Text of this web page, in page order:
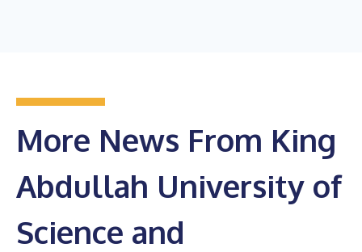
More News From King
Abdullah University of
Science and